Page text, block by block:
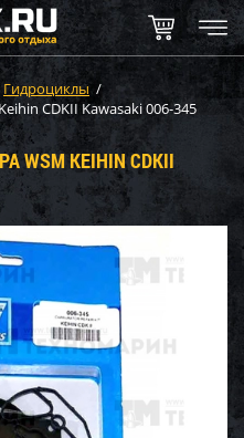
Гидроциклы /
CDKII Kawasaki 006-345
KEIHIN CDKII